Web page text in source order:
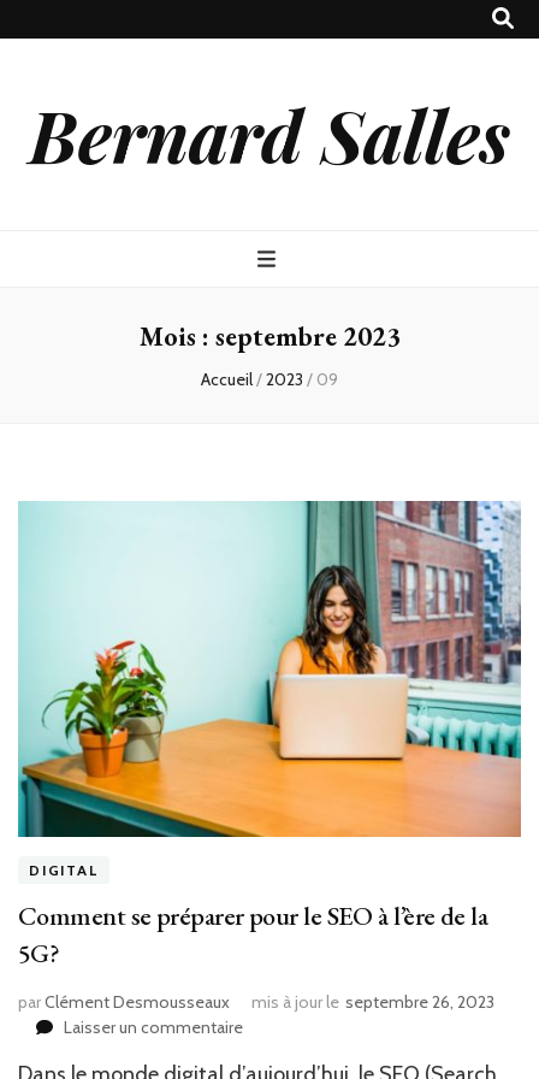
Bernard Salles
Mois : septembre 2023
Accueil/2023 / 09
DIGITAL
Comment se préparer pour le SEO à l’ère de la
5G?
parClément Desmousseaux mis à jour le septembre 26, 2023
Laisser un commentairesur